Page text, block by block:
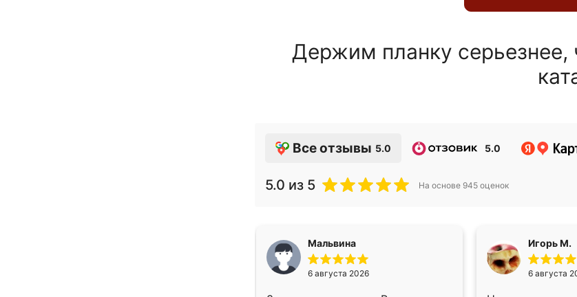
Держим планку
Все отзывы 5.0 5.0
5.0 из 5 На основе 945 оценок
Мальвина
6 августа 2026
Игорь М.
6 августа